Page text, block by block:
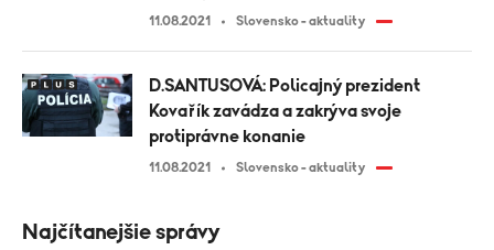
11.08.2021 Slovensko - aktuality
D.SANTUSOVÁ: Policajný prezident
Kovařík zavádza a zakrýva svoje
protiprávne konanie
11.08.2021 Slovensko - aktuality
Najčítanejšie správy